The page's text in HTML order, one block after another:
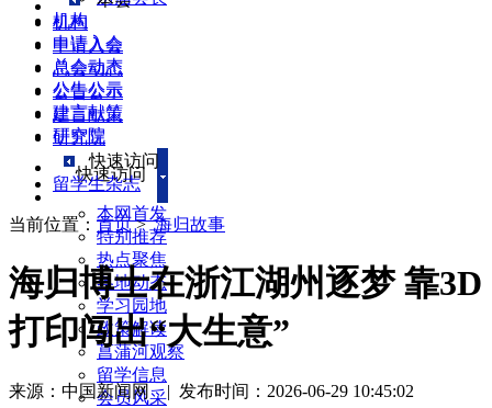
机构
申请入会
总会动态
公告公示
建言献策
研究院
快速访问
本网首发
特别推荐
热点聚焦
各地动态
学习园地
政策解读
菖蒲河观察
留学信息
会员风采
机构
申请入会
总会动态
公告公示
建言献策
研究院
快速访问
留学生杂志
当前位置： 首页>海归故事
海归博士在浙江湖州逐梦 靠3D
打印闯出“大生意”
来源：中国新闻网 | 发布时间：2026-06-29 10:45:02